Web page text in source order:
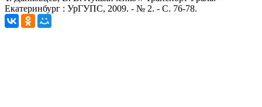
Екатеринбург : УрГУПС, 2009. - № 2. - С. 76-78.